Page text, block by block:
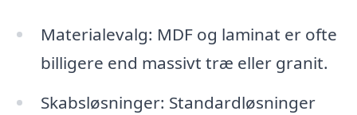
Materialevalg: MDF og laminat er ofte
billigere end massivt træ eller granit.
Skabsløsninger: Standardløsninger